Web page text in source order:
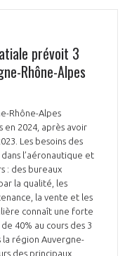
prévoit 3
Rhône-Alpes
Rhône-Alpes
en 2024, après avoir
Les besoins des
l’aéronautique et
: des bureaux
la qualité, les
la vente et les
connaît une forte
40% au cours des 3
la région Auvergne-
des principaux